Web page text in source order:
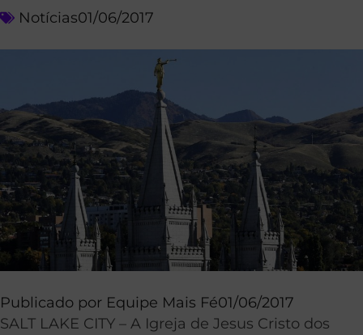
Notícias01/06/2017
Publicado por Equipe Mais Fé01/06/2017
SALT LAKE CITY – A Igreja de Jesus Cristo dos